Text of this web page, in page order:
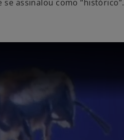
assinalou como “histórico”.